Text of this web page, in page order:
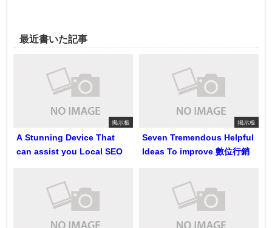
最近書いた記事
掲示板
A Stunning Device That
can assist you Local SEO
掲示板
Seven Tremendous Helpful
Ideas To improve 數位行銷